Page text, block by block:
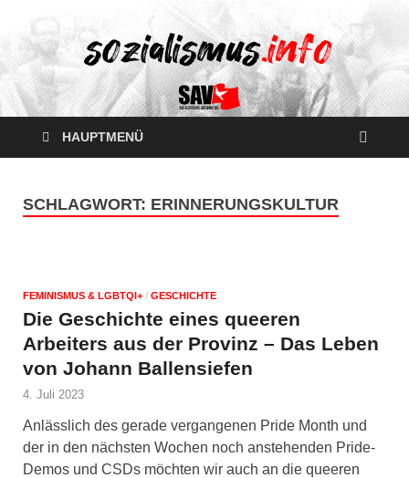
HAUPTMENÜ
SCHLAGWORT: ERINNERUNGSKULTUR
FEMINISMUS & LGBTQI+ / GESCHICHTE
Die Geschichte eines queeren
Arbeiters aus der Provinz – Das Leben
von Johann Ballensiefen
4. Juli 2023
Anlässlich des gerade vergangenen Pride Month und
der in den nächsten Wochen noch anstehenden Pride-
Demos und CSDs möchten wir auch an die queeren